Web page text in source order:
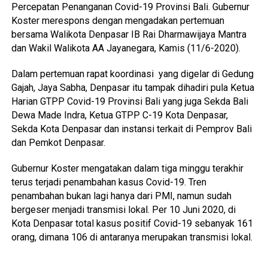
Percepatan Penanganan Covid-19 Provinsi Bali. Gubernur
Koster merespons dengan mengadakan pertemuan
bersama Walikota Denpasar IB Rai Dharmawijaya Mantra
dan Wakil Walikota AA Jayanegara, Kamis (11/6-2020).
Dalam pertemuan rapat koordinasi yang digelar di Gedung
Gajah, Jaya Sabha, Denpasar itu tampak dihadiri pula Ketua
Harian GTPP Covid-19 Provinsi Bali yang juga Sekda Bali
Dewa Made Indra, Ketua GTPP C-19 Kota Denpasar,
Sekda Kota Denpasar dan instansi terkait di Pemprov Bali
dan Pemkot Denpasar.
Gubernur Koster mengatakan dalam tiga minggu terakhir
terus terjadi penambahan kasus Covid-19. Tren
penambahan bukan lagi hanya dari PMI, namun sudah
bergeser menjadi transmisi lokal. Per 10 Juni 2020, di
Kota Denpasar total kasus positif Covid-19 sebanyak 161
orang, dimana 106 di antaranya merupakan transmisi lokal.